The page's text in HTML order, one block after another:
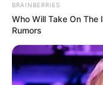
Δεν σταματούν
Χαλκίδα
Δυστυχώς άλλος
από την ζωή
BRAINBERRIES
Who Will Take On The
Rumors